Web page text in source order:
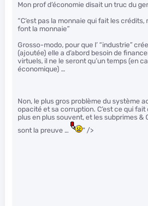
Mon prof d’économie disait un truc du
“C’est pas la monnaie qui fait les
font la monnaie”
Grosso-modo, pour que l’ “industrie”
(ajoutée) elle a d’abord besoin de
virtuels, il ne le seront qu’un temps (en
économique) …
Non, le plus gros problème du système
opacité et sa corruption. C’est ce qui fait
plus en plus souvent, et les subprimes &
sont la preuve …
" />